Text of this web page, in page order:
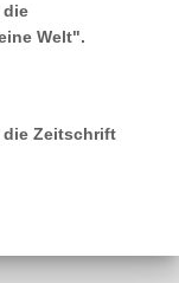
die
Welt".
die Zeitschrift